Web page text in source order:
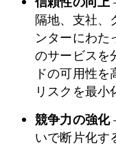
隔地、支社、
ンターにわた
のサービスを
ドの可用性
リスクを最小
競争力の強化
いで断片化す